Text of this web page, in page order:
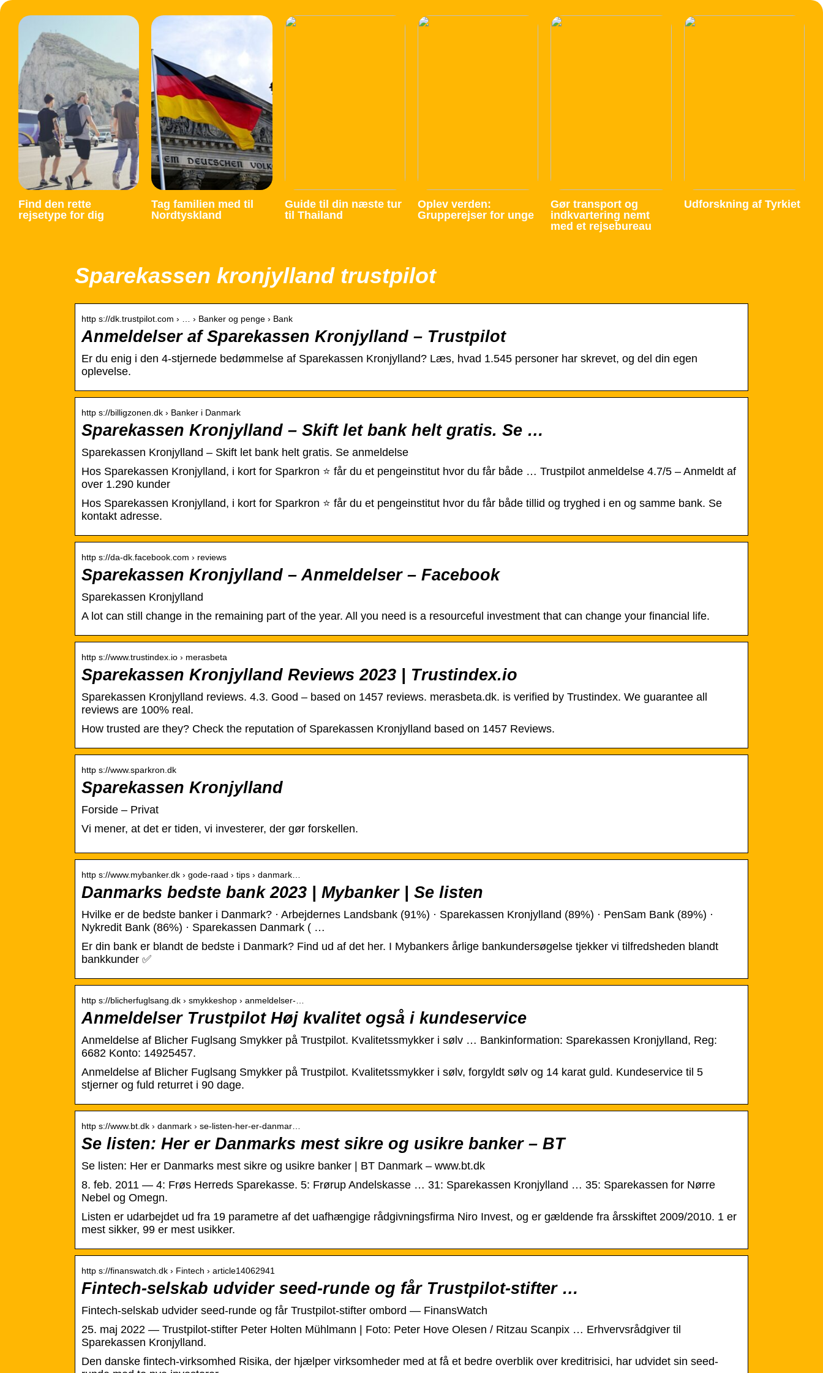
Find den rette
rejsetype for dig
Tag familien med til
Nordtyskland
Guide til din næste tur
til Thailand
Oplev verden:
Grupperejser for unge
Gør transport og
indkvartering nemt
med et rejsebureau
Udforskning af Tyrkiet
Sparekassen kronjylland trustpilot
http s://dk.trustpilot.com › … › Banker og penge › Bank
Anmeldelser af Sparekassen Kronjylland – Trustpilot
Er du enig i den 4-stjernede bedømmelse af Sparekassen Kronjylland? Læs, hvad 1.545 personer har skrevet, og del din egen
oplevelse.
http s://billigzonen.dk › Banker i Danmark
Sparekassen Kronjylland – Skift let bank helt gratis. Se …
Sparekassen Kronjylland – Skift let bank helt gratis. Se anmeldelse
Hos Sparekassen Kronjylland, i kort for Sparkron ⭐ får du et pengeinstitut hvor du får både … Trustpilot anmeldelse 4.7/5 – Anmeldt af
over 1.290 kunder
Hos Sparekassen Kronjylland, i kort for Sparkron ⭐ får du et pengeinstitut hvor du får både tillid og tryghed i en og samme bank. Se
kontakt adresse.
http s://da-dk.facebook.com › reviews
Sparekassen Kronjylland – Anmeldelser – Facebook
Sparekassen Kronjylland
A lot can still change in the remaining part of the year. All you need is a resourceful investment that can change your financial life.
http s://www.trustindex.io › merasbeta
Sparekassen Kronjylland Reviews 2023 | Trustindex.io
Sparekassen Kronjylland reviews. 4.3. Good – based on 1457 reviews. merasbeta.dk. is verified by Trustindex. We guarantee all
reviews are 100% real.
How trusted are they? Check the reputation of Sparekassen Kronjylland based on 1457 Reviews.
http s://www.sparkron.dk
Sparekassen Kronjylland
Forside – Privat
Vi mener, at det er tiden, vi investerer, der gør forskellen.
http s://www.mybanker.dk › gode-raad › tips › danmark…
Danmarks bedste bank 2023 | Mybanker | Se listen
Hvilke er de bedste banker i Danmark? · Arbejdernes Landsbank (91%) · Sparekassen Kronjylland (89%) · PenSam Bank (89%) ·
Nykredit Bank (86%) · Sparekassen Danmark ( …
Er din bank er blandt de bedste i Danmark? Find ud af det her. I Mybankers årlige bankundersøgelse tjekker vi tilfredsheden blandt
bankkunder ✅
http s://blicherfuglsang.dk › smykkeshop › anmeldelser-…
Anmeldelser Trustpilot Høj kvalitet også i kundeservice
Anmeldelse af Blicher Fuglsang Smykker på Trustpilot. Kvalitetssmykker i sølv … Bankinformation: Sparekassen Kronjylland, Reg:
6682 Konto: 14925457.
Anmeldelse af Blicher Fuglsang Smykker på Trustpilot. Kvalitetssmykker i sølv, forgyldt sølv og 14 karat guld. Kundeservice til 5
stjerner og fuld returret i 90 dage.
http s://www.bt.dk › danmark › se-listen-her-er-danmar…
Se listen: Her er Danmarks mest sikre og usikre banker – BT
Se listen: Her er Danmarks mest sikre og usikre banker | BT Danmark – www.bt.dk
8. feb. 2011 — 4: Frøs Herreds Sparekasse. 5: Frørup Andelskasse … 31: Sparekassen Kronjylland … 35: Sparekassen for Nørre
Nebel og Omegn.
Listen er udarbejdet ud fra 19 parametre af det uafhængige rådgivningsfirma Niro Invest, og er gældende fra årsskiftet 2009/2010. 1 er
mest sikker, 99 er mest usikker.
http s://finanswatch.dk › Fintech › article14062941
Fintech-selskab udvider seed-runde og får Trustpilot-stifter …
Fintech-selskab udvider seed-runde og får Trustpilot-stifter ombord — FinansWatch
25. maj 2022 — Trustpilot-stifter Peter Holten Mühlmann | Foto: Peter Hove Olesen / Ritzau Scanpix … Erhvervsrådgiver til
Sparekassen Kronjylland.
Den danske fintech-virksomhed Risika, der hjælper virksomheder med at få et bedre overblik over kreditrisici, har udvidet sin seed-